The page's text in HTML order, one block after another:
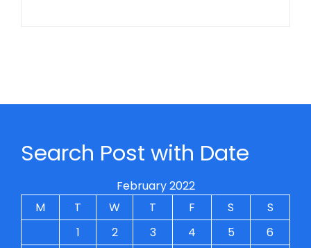
Search Post with Date
February 2022
M
T W T F S
S
1
2 3 4 5
6